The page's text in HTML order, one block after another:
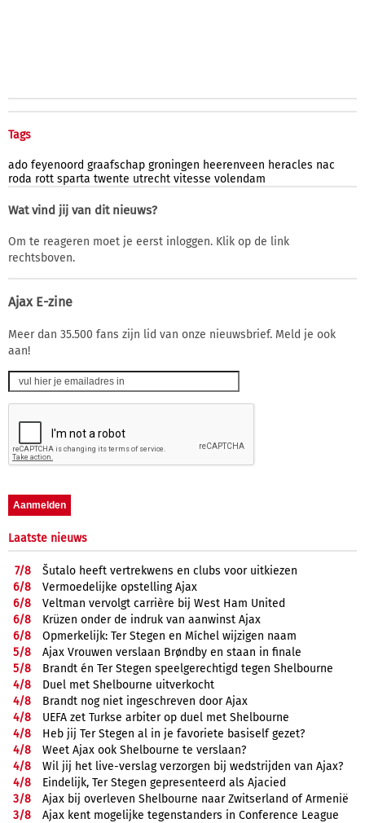
Tags
ado feyenoord graafschap groningen heerenveen heracles nac
roda rott sparta twente utrecht vitesse volendam
Wat vind jij van dit nieuws?
Om te reageren moet je eerst inloggen. Klik op de link
rechtsboven.
Ajax E-zine
Meer dan 35.500 fans zijn lid van onze nieuwsbrief. Meld je ook
aan!
Laatste nieuws
7/8
Šutalo heeft vertrekwens en clubs voor uitkiezen
6/8
Vermoedelijke opstelling Ajax
6/8
Veltman vervolgt carrière bij West Ham United
6/8
Krüzen onder de indruk van aanwinst Ajax
6/8
Opmerkelijk: Ter Stegen en Míchel wijzigen naam
5/8
Ajax Vrouwen verslaan Brøndby en staan in finale
5/8
Brandt én Ter Stegen speelgerechtigd tegen Shelbourne
4/8
Duel met Shelbourne uitverkocht
4/8
Brandt nog niet ingeschreven door Ajax
4/8
UEFA zet Turkse arbiter op duel met Shelbourne
4/8
Heb jij Ter Stegen al in je favoriete basiself gezet?
4/8
Weet Ajax ook Shelbourne te verslaan?
4/8
Wil jij het live-verslag verzorgen bij wedstrijden van Ajax?
4/8
Eindelijk, Ter Stegen gepresenteerd als Ajacied
3/8
Ajax bij overleven Shelbourne naar Zwitserland of Armenië
3/8
Ajax kent mogelijke tegenstanders in Conference League